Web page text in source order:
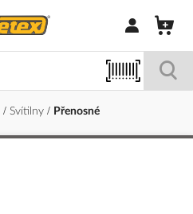
Přihlásit/
Svítilny Přenosné